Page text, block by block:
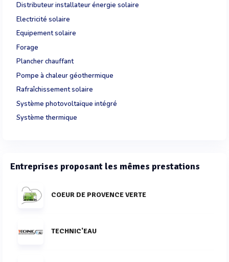
Distributeur installateur énergie solaire
Electricité solaire
Equipement solaire
Forage
Plancher chauffant
Pompe à chaleur géothermique
Rafraîchissement solaire
Système photovoltaïque intégré
Système thermique
Entreprises proposant les mêmes prestations
COEUR DE PROVENCE VERTE
TECHNIC'EAU